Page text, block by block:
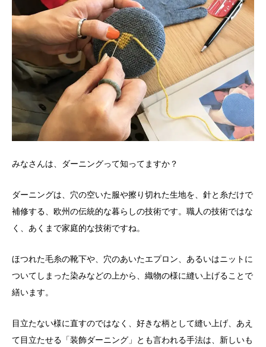
みなさんは、ダーニングって知ってますか？
ダーニングは、穴の空いた服や擦り切れた生地を、針と糸だけで
補修する、欧州の伝統的な暮らしの技術です。職人の技術ではな
く、あくまで家庭的な技術ですね。
ほつれた毛糸の靴下や、穴のあいたエプロン、あるいはニットに
ついてしまった染みなどの上から、織物の様に縫い上げることで
繕います。
目立たない様に直すのではなく、好きな柄として縫い上げ、あえ
て目立たせる「装飾ダーニング」とも言われる手法は、新しいも